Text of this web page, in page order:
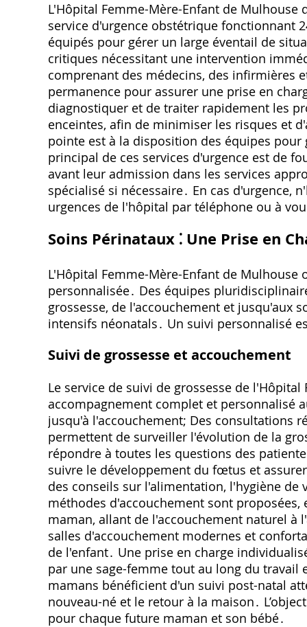
L'Hôpital Femme-Mère-Enfant de
service d'urgence obstétrique fonctionnant
équipés pour gérer un large éventail de
critiques nécessitant une intervention
comprenant des médecins, des infirmières
permanence pour assurer une prise en
diagnostiquer et de traiter rapidement les
enceintes, afin de minimiser les risques et
pointe est à la disposition des équipes
principal de ces services d'urgence est de
avant leur admission dans les services
spécialisé si nécessaire․ En cas d'urgence,
urgences de l'hôpital par téléphone ou à
Soins Périnataux ⁚ Une Prise en
L'Hôpital Femme-Mère-Enfant de
personnalisée․ Des équipes
grossesse, de l'accouchement et jusqu'aux
intensifs néonatals․ Un suivi personnalisé
Suivi de grossesse et accouchement
Le service de suivi de grossesse de
accompagnement complet et personnalisé
jusqu'à l'accouchement; Des consultations
permettent de surveiller l'évolution de la
répondre à toutes les questions des
suivre le développement du fœtus et
des conseils sur l'alimentation, l'hygiène de
méthodes d'accouchement sont
maman, allant de l'accouchement naturel à
salles d'accouchement modernes et
de l'enfant․ Une prise en charge
par une sage-femme tout au long du travail
mamans bénéficient d'un suivi post-natal
nouveau-né et le retour à la maison․
pour chaque future maman et son bébé․